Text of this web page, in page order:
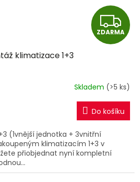
Z
D
R
M
A
ZDARMA
klimatizace 1+3
Skladem (>5 ks)
Do košíku
(1vnější jednotka + 3vnitřní
klimatizacím 1+3 v
přiobjednat nyní kompletní